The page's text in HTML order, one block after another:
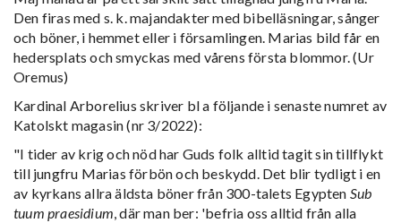
Den firas med s. k. majandakter med bibelläsningar, sånger
och böner, i hemmet eller i församlingen. Marias bild får en
hedersplats och smyckas med vårens första blommor. (Ur
Oremus)
Kardinal Arborelius skriver bl a följande i senaste numret av
Katolskt magasin (nr 3/2022):
"I tider av krig och nöd har Guds folk alltid tagit sin tillflykt
till jungfru Marias förbön och beskydd. Det blir tydligt i en
av kyrkans allra äldsta böner från 300-talets Egypten Sub
tuum praesidium, där man ber: 'befria oss alltid från alla